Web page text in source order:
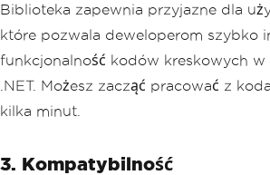
Biblioteka zapewnia przyjazne dla
które pozwala deweloperom szybko
funkcjonalność kodów kreskowych w
.NET. Możesz zacząć pracować z
kilka minut.
3. Kompatybilność